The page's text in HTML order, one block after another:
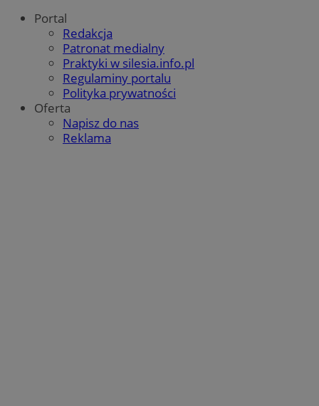
Portal
Redakcja
Patronat medialny
Praktyki w silesia.info.pl
Regulaminy portalu
Polityka prywatności
Oferta
Napisz do nas
Reklama